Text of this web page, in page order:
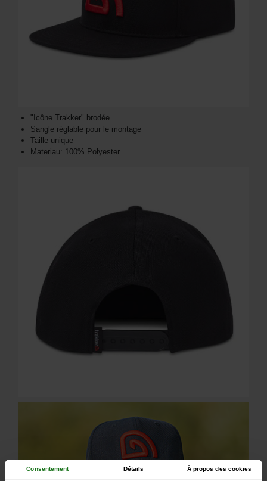
Consentement Détails À propos des cookies
"Icône Trakker" brodée
Sangle réglable pour le montage
Taille unique
Materiau: 100% Polyester